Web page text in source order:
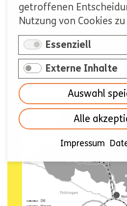
getroffenen
Nutzung von Cookies
Essenziell
Externe Inhalte
Auswahl
Alle
Impressum
Der Naturpark Südharz
Thüringen und
Fläche erstreckt sich
ausschließlich über